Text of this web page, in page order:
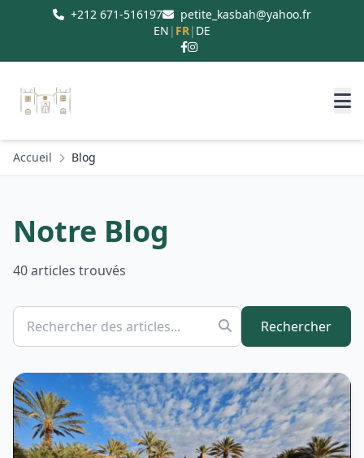
+212 671-516197
petite_kasbah@yahoo.fr
EN | FR| DE
Accueil Blog
Notre Blog
40 articles trouvés
Rechercher